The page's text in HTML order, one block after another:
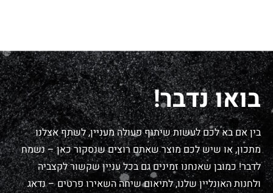
בואו נדבר!
בין אם בא לכם לעשות שיתוף פעולה מעניין, לשתף אצלנו
מתכון, או שיש לכם מוצר שאתם רוצים שנסקור כאן – נשמח
לדבר! כמובן שאנחנו זמינים גם בכל עניין שקשור לקצביה
ולחנות האונליין שלנו, לתיאום שיחה השאירו פרטים – נדאג